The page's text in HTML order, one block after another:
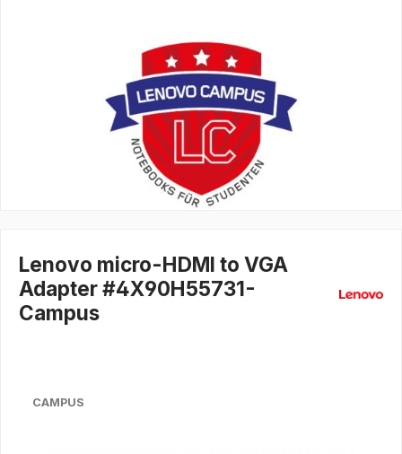
Lenovo micro-HDMI to VGA
Adapter #4X90H55731-
Campus
CAMPUS